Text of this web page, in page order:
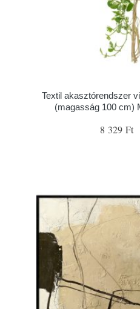
Textil akasztórendszer
(magasság 100 cm)
8 329 Ft